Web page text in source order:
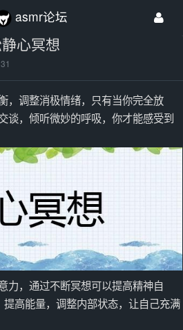
asmr论坛
心冥想
，调整消极情绪，只有当你完全放
谈，倾听微妙的呼吸，你才能感受到
力，通过不断冥想可以提高精神自
高能量，调整内部状态，让自己充满